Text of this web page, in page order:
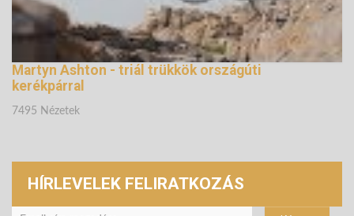
Martyn Ashton - triál trükkök országúti
kerékpárral
7495 Nézetek
HÍRLEVELEK FELIRATKOZÁS